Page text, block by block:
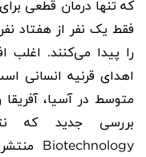
که تنها درمان قطعی
فقط یک نفر از هفتاد
را پیدا می‌کنند. اغلب
اهدای قرنیه انسانی
متوسط در آسیا، آفریقا
بررسی جدید که
Biotechnology